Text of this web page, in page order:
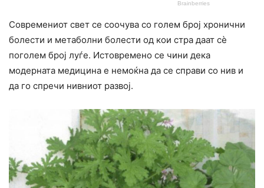
Современиот свет се соочува со голем број хронични
болести и метаболни болести од кои стра даат сè
поголем број луѓе. Истовремено се чини дека
модерната медицина е немоќна да се справи со нив и
да го спречи нивниот развој.